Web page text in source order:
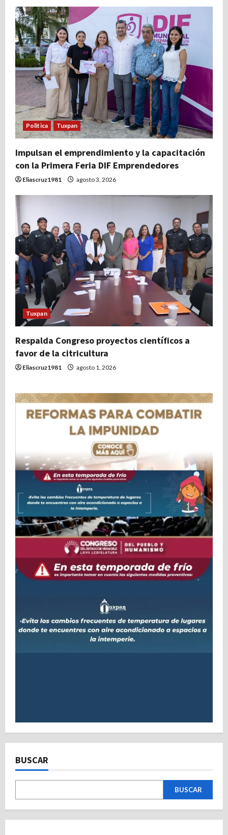
a
d
a
s
Politica Tuxpan
Impulsan el emprendimiento y la capacitación
con la Primera Feria DIF Emprendedores
Eliascruz1981 agosto 3, 2026
Tuxpan
Respalda Congreso proyectos científicos a
favor de la citricultura
Eliascruz1981 agosto 1, 2026
BUSCAR
BUSCAR